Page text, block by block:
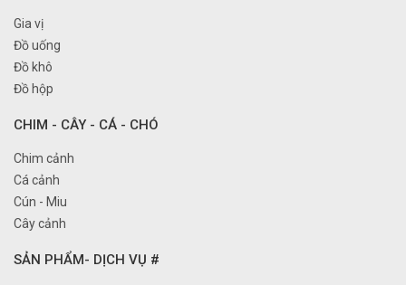
Gia vị
Đồ uống
Đồ khô
Đồ hộp
CHIM - CÂY - CÁ - CHÓ
Chim cảnh
Cá cảnh
Cún - Miu
Cây cảnh
SẢN PHẨM- DỊCH VỤ #